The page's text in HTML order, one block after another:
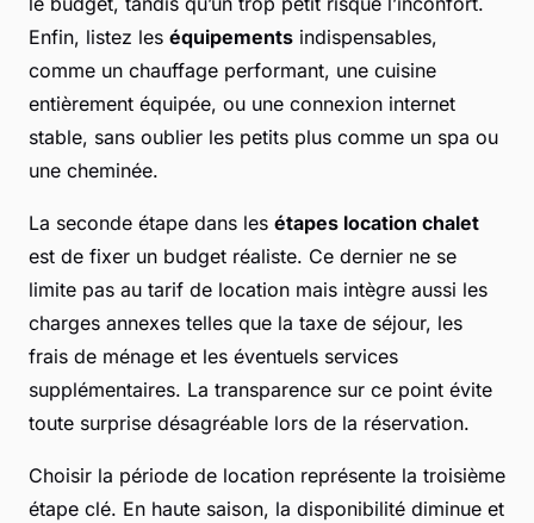
Enfin, listez les équipements indispensables,
comme un chauffage performant, une cuisine
entièrement équipée, ou une connexion internet
stable, sans oublier les petits plus comme un spa ou
une cheminée.
La seconde étape dans les étapes location chalet
est de fixer un budget réaliste. Ce dernier ne se
limite pas au tarif de location mais intègre aussi les
charges annexes telles que la taxe de séjour, les
frais de ménage et les éventuels services
supplémentaires. La transparence sur ce point évite
toute surprise désagréable lors de la réservation.
Choisir la période de location représente la troisième
étape clé. En haute saison, la disponibilité diminue et